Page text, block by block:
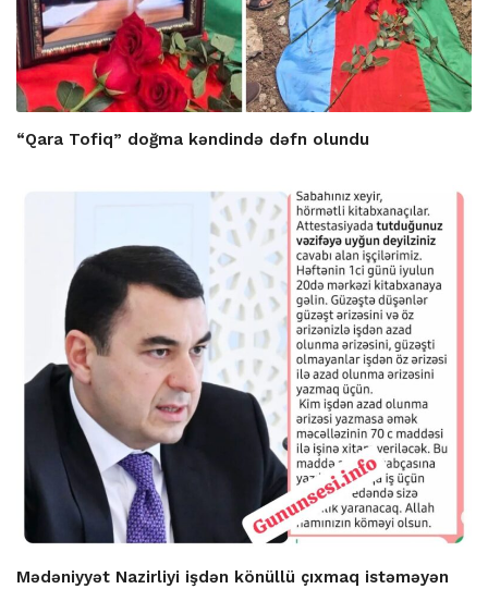
“Qara Tofiq” doğma kəndində dəfn olundu
Mədəniyyət Nazirliyi işdən könüllü çıxmaq istəməyən